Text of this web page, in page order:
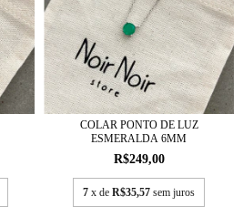
COLAR PONTO DE LUZ
ESMERALDA 6MM
R$249,00
7 x de R$35,57 sem juros